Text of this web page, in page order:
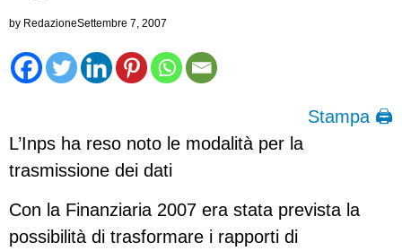
by RedazioneSettembre 7, 2007
Stampa 🖨
L’Inps ha reso noto le modalità per la
trasmissione dei dati
Con la Finanziaria 2007 era stata prevista la
possibilità di trasformare i rapporti di